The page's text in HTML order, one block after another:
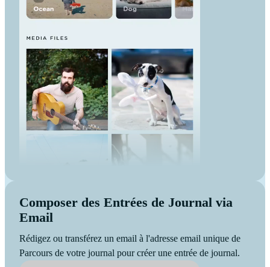
Composer des Entrées de Journal via
Email
Rédigez ou transférez un email à l'adresse email unique de
Parcours de votre journal pour créer une entrée de journal.